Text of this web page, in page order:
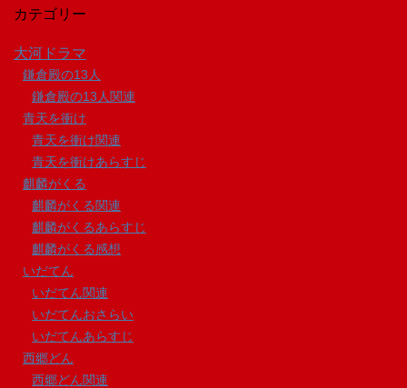
カテゴリー
大河ドラマ
鎌倉殿の13人
鎌倉殿の13人関連
青天を衝け
青天を衝け関連
青天を衝けあらすじ
麒麟がくる
麒麟がくる関連
麒麟がくるあらすじ
麒麟がくる感想
いだてん
いだてん関連
いだてんおさらい
いだてんあらすじ
西郷どん
西郷どん関連